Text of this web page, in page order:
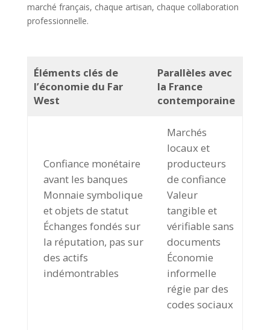
marché français, chaque artisan, chaque collaboration
professionnelle.
Éléments clés de
l’économie du Far
West
Parallèles avec
la France
contemporaine
Confiance monétaire
avant les banques
Monnaie symbolique
et objets de statut
Échanges fondés sur
la réputation, pas sur
des actifs
indémontrables
Marchés
locaux et
producteurs
de confiance
Valeur
tangible et
vérifiable sans
documents
Économie
informelle
régie par des
codes sociaux